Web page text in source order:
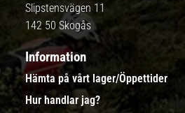
Slipstensvägen 11
142 50 Skogås
Information
Hämta på vårt lager/Öppettider
Hur handlar jag?